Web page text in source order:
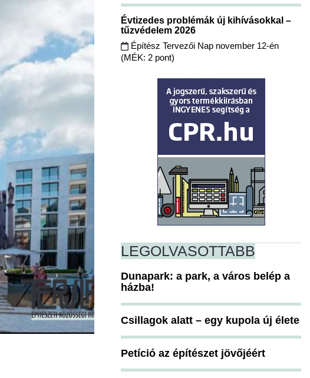
Évtizedes problémák új kihívásokkal –
tűzvédelem 2026
Építész Tervezői Nap november 12-én
(MÉK: 2 pont)
LEGOLVASOTTABB
Dunapark: a park, a város belép a
házba!
Csillagok alatt – egy kupola új élete
Petíció az építészet jövőjéért